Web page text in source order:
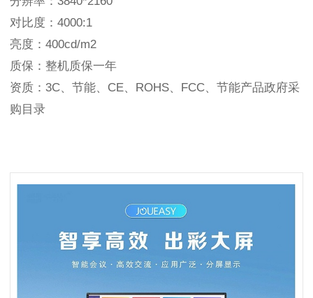
对比度：4000:1
亮度：400cd/m2
质保：整机质保一年
资质：3C、节能、CE、ROHS、FCC、节能产品政府采
购目录